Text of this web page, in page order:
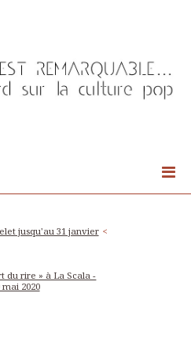
jusqu'au 31 janvier
du rire » à La Scala -
2020